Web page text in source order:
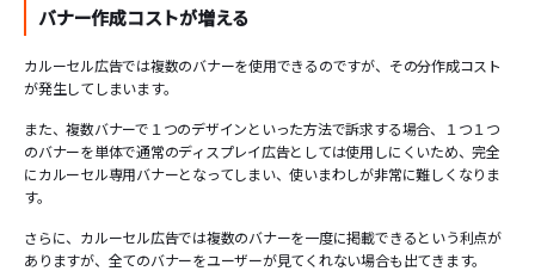
バナー作成コストが増える
カルーセル広告では複数のバナーを使用できるのですが、その分作成コスト
が発生してしまいます。
また、複数バナーで１つのデザインといった方法で訴求する場合、１つ１つ
のバナーを単体で通常のディスプレイ広告としては使用しにくいため、完全
にカルーセル専用バナーとなってしまい、使いまわしが非常に難しくなりま
す。
さらに、カルーセル広告では複数のバナーを一度に掲載できるという利点が
ありますが、全てのバナーをユーザーが見てくれない場合も出てきます。